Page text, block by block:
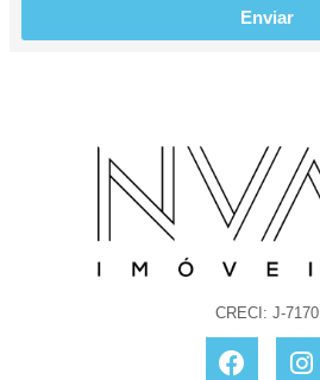
Enviar
CRECI: J-7170